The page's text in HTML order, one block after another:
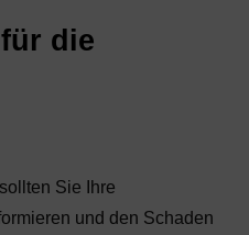
die
Sie Ihre
und den Schaden